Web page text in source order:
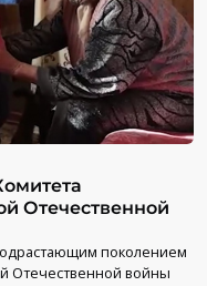
Отечественной
поколением
Отечественной войны